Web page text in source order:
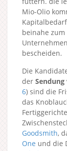
Mio-Olio
beinahe
bescheiden.
Die
der
6) sind die
das
Goodsmith,
One und die